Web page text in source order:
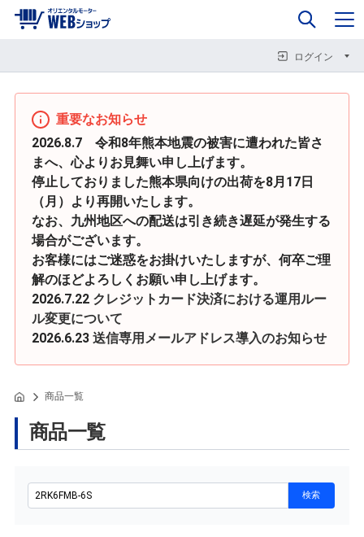
企業情報
ログイン
カート 0
重要なお知らせ
2026.8.7 令和8年熊本地震の被害に遭われた皆さ
まへ、心よりお見舞い申し上げます。
停止しておりました熊本県向けの出荷を8月17日
（月）より再開いたします。
なお、九州地区への配送は引き続き遅延が発生する
場合がございます。
お客様にはご迷惑をお掛けいたしますが、何卒ご理
解のほどよろしくお願い申し上げます。
2026.7.22 クレジットカード決済における運用ルー
ル変更について
2026.6.23 送信専用メールアドレス導入のお知らせ
商品一覧
商品一覧